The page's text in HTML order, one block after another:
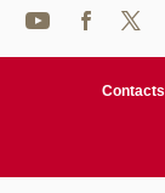
Contacts